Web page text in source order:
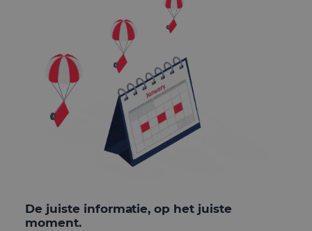
De juiste informatie, op het juiste
moment.